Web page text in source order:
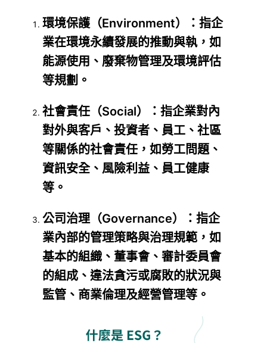
環境保護（Environment）：指企
業在環境永續發展的推動與執，如
能源使用、廢棄物管理及環境評估
等規劃。
社會責任（Social）：指企業對內
對外與客戶、投資者、員工、社區
等關係的社會責任，如勞工問題、
資訊安全、風險利益、員工健康
等。
公司治理（Governance）：指企
業內部的管理策略與治理規範，如
基本的組織、董事會、審計委員會
的組成、違法貪污或腐敗的狀況與
監管、商業倫理及經營管理等。